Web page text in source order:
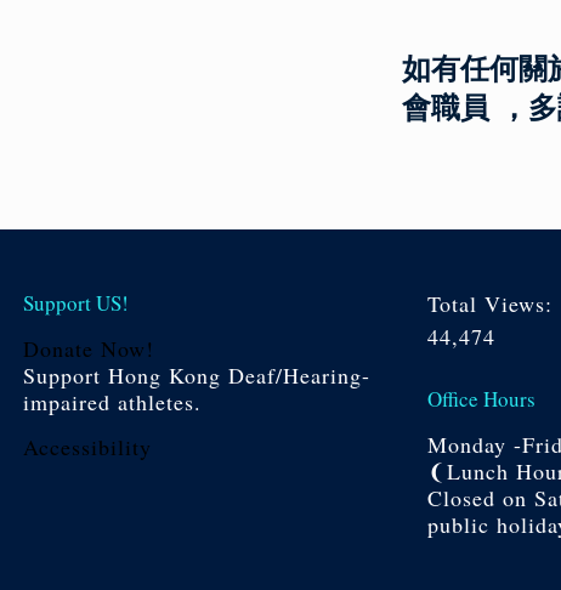
如有任何關
會職員 ，多
Support US!
Donate Now!
Support Hong Kong Deaf/Hearing-
impaired athletes.
Accessibility
Total Views:
44,474
Office Hours
Monday -
❨Lunch
Closed on
public